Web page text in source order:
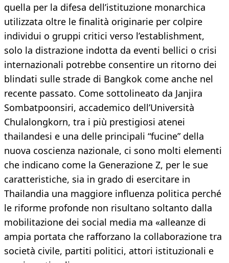
quella per la difesa dell’istituzione monarchica
utilizzata oltre le finalità originarie per colpire
individui o gruppi critici verso l’establishment,
solo la distrazione indotta da eventi bellici o crisi
internazionali potrebbe consentire un ritorno dei
blindati sulle strade di Bangkok come anche nel
recente passato. Come sottolineato da Janjira
Sombatpoonsiri, accademico dell’Università
Chulalongkorn, tra i più prestigiosi atenei
thailandesi e una delle principali “fucine” della
nuova coscienza nazionale, ci sono molti elementi
che indicano come la Generazione Z, per le sue
caratteristiche, sia in grado di esercitare in
Thailandia una maggiore influenza politica perché
le riforme profonde non risultano soltanto dalla
mobilitazione dei social media ma «alleanze di
ampia portata che rafforzano la collaborazione tra
società civile, partiti politici, attori istituzionali e